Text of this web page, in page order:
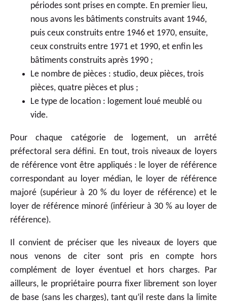
périodes sont prises en compte. En premier lieu,
nous avons les bâtiments construits avant 1946,
puis ceux construits entre 1946 et 1970, ensuite,
ceux construits entre 1971 et 1990, et enfin les
bâtiments construits après 1990 ;
Le nombre de pièces : studio, deux pièces, trois
pièces, quatre pièces et plus ;
Le type de location : logement loué meublé ou
vide.
Pour chaque catégorie de logement, un arrêté
préfectoral sera défini. En tout, trois niveaux de loyers
de référence vont être appliqués : le loyer de référence
correspondant au loyer médian, le loyer de référence
majoré (supérieur à 20 % du loyer de référence) et le
loyer de référence minoré (inférieur à 30 % au loyer de
référence).
Il convient de préciser que les niveaux de loyers que
nous venons de citer sont pris en compte hors
complément de loyer éventuel et hors charges. Par
ailleurs, le propriétaire pourra fixer librement son loyer
de base (sans les charges), tant qu’il reste dans la limite